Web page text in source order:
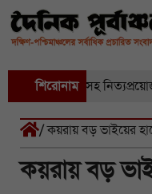
শিরোনাম
সবজি-সহ
/ কয়রায় বড় ভাইয়ের
কয়রায় বড়